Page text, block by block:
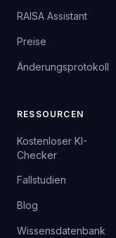
RAISA Assistant
Preise
Änderungsprotokoll
RESSOURCEN
Kostenloser KI-
Checker
Fallstudien
Blog
Wissensdatenbank